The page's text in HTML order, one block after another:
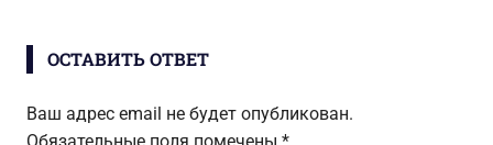
ОСТАВИТЬ ОТВЕТ
Ваш адрес email не будет опубликован.